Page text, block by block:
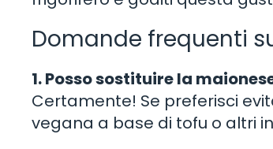
Domande frequenti
1. Posso sostituire la
Certamente! Se preferisci
vegana a base di tofu o altri